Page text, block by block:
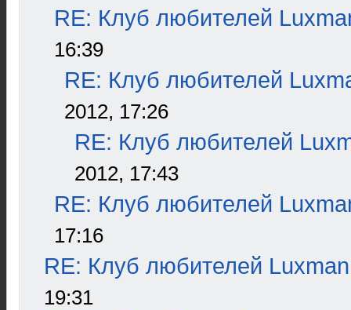
RE: Клуб любителей
16:39
RE: Клуб любителей
2012, 17:26
RE: Клуб любителей
2012, 17:43
RE: Клуб любителей
17:16
RE: Клуб любителей Luxman
19:31